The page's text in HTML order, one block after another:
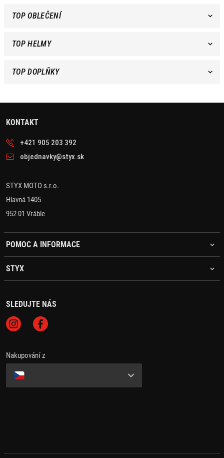
TOP OBLEČENÍ
TOP HELMY
TOP DOPLŇKY
KONTAKT
+421 905 203 392
objednavky@styx.sk
STYX MOTO s.r.o.
Hlavná 1405
952 01 Vráble
POMOC A INFORMACE
STYX
SLEDUJTE NÁS
Nakupování z